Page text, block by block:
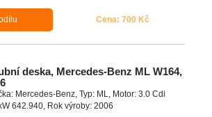
Cena: 700 Kč
deska, Mercedes-Benz ML W164,
Mercedes-Benz, Typ: ML, Motor: 3.0 Cdi
642.940, Rok výroby: 2006